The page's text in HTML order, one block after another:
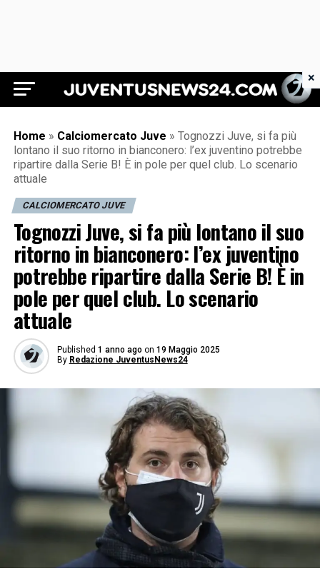
Juventus News 24
Home » Calciomercato Juve » Tognozzi Juve, si fa più
lontano il suo ritorno in bianconero: l’ex juventino potrebbe
ripartire dalla Serie B! È in pole per quel club. Lo scenario
attuale
CALCIOMERCATO JUVE
Tognozzi Juve, si fa più lontano il suo
ritorno in bianconero: l’ex juventino
potrebbe ripartire dalla Serie B! È in
pole per quel club. Lo scenario
attuale
Published 1 anno ago on 19 Maggio 2025
By Redazione JuventusNews24
×